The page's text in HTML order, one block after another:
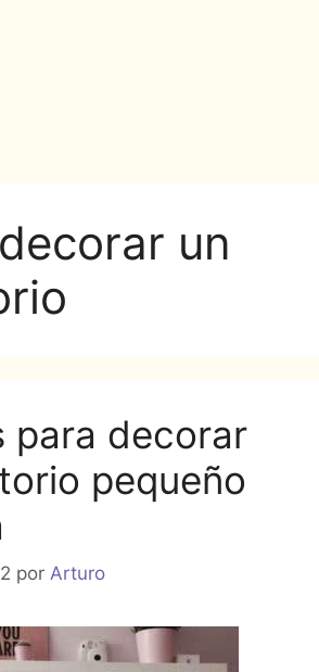
un
para decorar
pequeño
por Arturo